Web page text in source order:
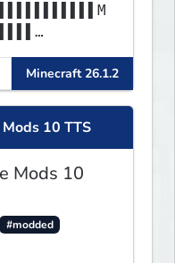
Minecraft 26.1.2
10 TTS
Mods 10
#modded